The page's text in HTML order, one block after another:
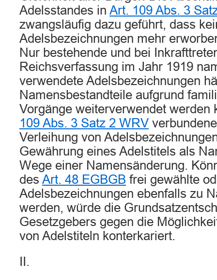
Adelsstandes in Art. 109 Abs. 3
zwangsläufig dazu geführt, dass
Adelsbezeichnungen mehr
Nur bestehende und bei
Reichsverfassung im Jahr 1919
verwendete Adelsbezeichnungen
Namensbestandteile aufgrund
Vorgänge weiterverwendet werden
109 Abs. 3 Satz 2 WRV
Verleihung von
Gewährung eines Adelstitels als
Wege einer Namensänderung.
des Art. 48 EGBGB frei gewählte
Adelsbezeichnungen ebenfalls zu
werden, würde die
Gesetzgebers gegen die
von Adelstiteln konterkariert.
II.